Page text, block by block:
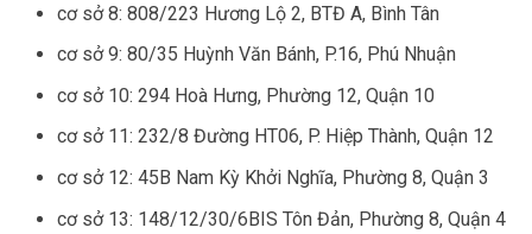
cơ sở 8: 808/223 Hương Lộ 2, BTĐ A, Bình Tân
cơ sở 9: 80/35 Huỳnh Văn Bánh, P.16, Phú Nhuận
cơ sở 10: 294 Hoà Hưng, Phường 12, Quận 10
cơ sở 11: 232/8 Đường HT06, P. Hiệp Thành, Quận 12
cơ sở 12: 45B Nam Kỳ Khởi Nghĩa, Phường 8, Quận 3
cơ sở 13: 148/12/30/6BIS Tôn Đản, Phường 8, Quận 4